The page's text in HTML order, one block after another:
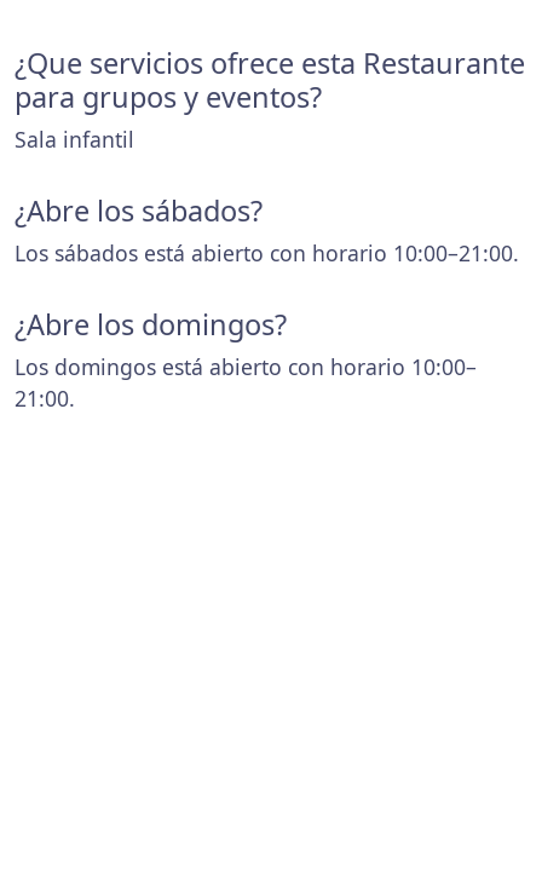
¿Que servicios ofrece esta Restaurante
para grupos y eventos?
Sala infantil
¿Abre los sábados?
Los sábados está abierto con horario 10:00–21:00.
¿Abre los domingos?
Los domingos está abierto con horario 10:00–
21:00.